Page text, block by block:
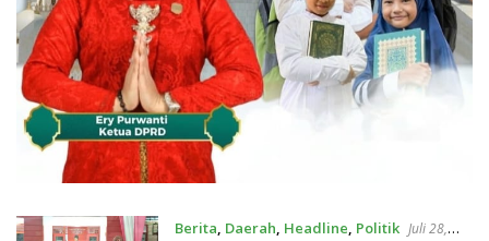
Berita Daerah Headline Politik Juli 28,